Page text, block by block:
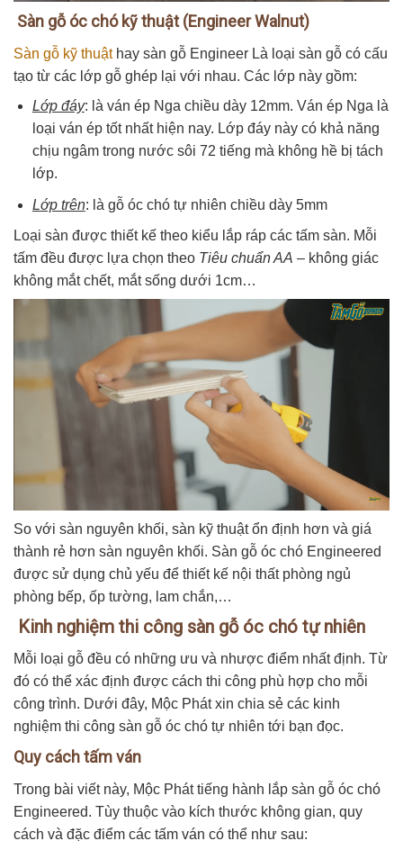
Sàn gỗ óc chó kỹ thuật (Engineer Walnut)
Sàn gỗ kỹ thuậthay sàn gỗ Engineer Là loại sàn gỗ có cấu
tạo từ các lớp gỗ ghép lại với nhau. Các lớp này gồm:
Lớp đáy: là ván ép Nga chiều dày 12mm. Ván ép Nga là
loại ván ép tốt nhất hiện nay. Lớp đáy này có khả năng
chịu ngâm trong nước sôi 72 tiếng mà không hề bị tách
lớp.
Lớp trên: là gỗ óc chó tự nhiên chiều dày 5mm
Loại sàn được thiết kế theo kiểu lắp ráp các tấm sàn. Mỗi
tấm đều được lựa chọn theo Tiêu chuẩn AA – không giác
không mắt chết, mắt sống dưới 1cm…
So với sàn nguyên khối, sàn kỹ thuật ổn định hơn và giá
thành rẻ hơn sàn nguyên khối. Sàn gỗ óc chó Engineered
được sử dụng chủ yếu để thiết kế nội thất phòng ngủ
phòng bếp, ốp tường, lam chắn,…
Kinh nghiệm thi công sàn gỗ óc chó tự nhiên
Mỗi loại gỗ đều có những ưu và nhược điểm nhất định. Từ
đó có thể xác định được cách thi công phù hợp cho mỗi
công trình. Dưới đây, Mộc Phát xin chia sẻ các kinh
nghiệm thi công sàn gỗ óc chó tự nhiên tới bạn đọc.
Quy cách tấm ván
Trong bài viết này, Mộc Phát tiếng hành lắp sàn gỗ óc chó
Engineered. Tùy thuộc vào kích thước không gian, quy
cách và đặc điểm các tấm ván có thể như sau: